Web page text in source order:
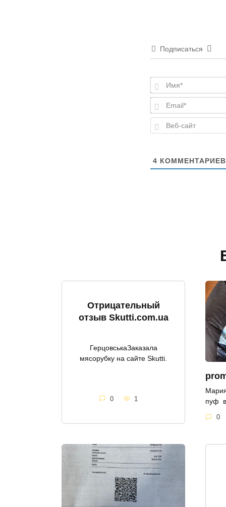
Подписаться
4 КОММЕНТАРИЕВ
Отрицательный
отзыв Skutti.com.ua
ГерцовськаЗаказала
мясорубку на сайте Skutti.
0 1
пуф в
0